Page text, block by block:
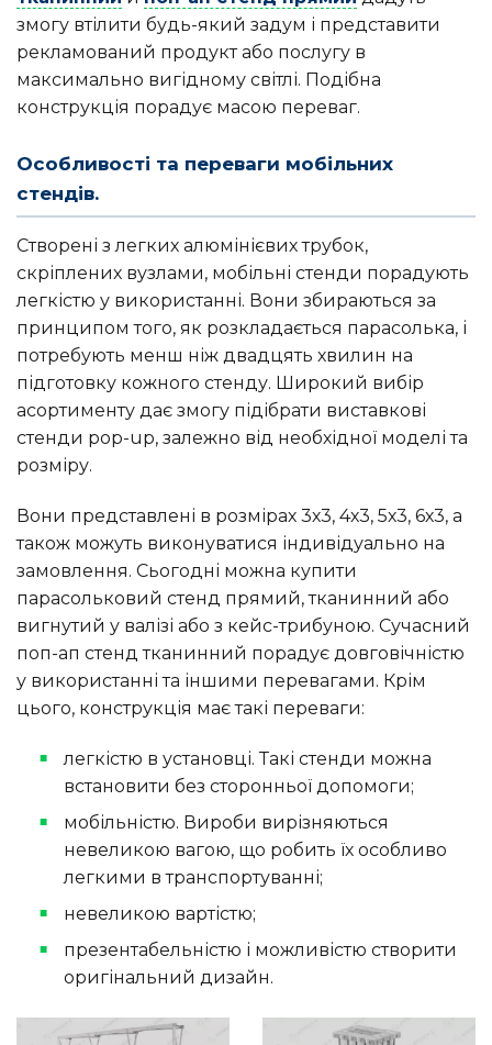
змогу втілити будь-який задум і представити
рекламований продукт або послугу в
максимально вигідному світлі. Подібна
конструкція порадує масою переваг.
Особливості та переваги мобільних
стендів.
Створені з легких алюмінієвих трубок,
скріплених вузлами, мобільні стенди порадують
легкістю у використанні. Вони збираються за
принципом того, як розкладається парасолька, і
потребують менш ніж двадцять хвилин на
підготовку кожного стенду. Широкий вибір
асортименту дає змогу підібрати виставкові
стенди pop-up, залежно від необхідної моделі та
розміру.
Вони представлені в розмірах 3х3, 4х3, 5х3, 6х3, а
також можуть виконуватися індивідуально на
замовлення. Сьогодні можна купити
парасольковий стенд прямий, тканинний або
вигнутий у валізі або з кейс-трибуною. Сучасний
поп-ап стенд тканинний порадує довговічністю
у використанні та іншими перевагами. Крім
цього, конструкція має такі переваги:
легкістю в установці. Такі стенди можна
встановити без сторонньої допомоги;
мобільністю. Вироби вирізняються
невеликою вагою, що робить їх особливо
легкими в транспортуванні;
невеликою вартістю;
презентабельністю і можливістю створити
оригінальний дизайн.